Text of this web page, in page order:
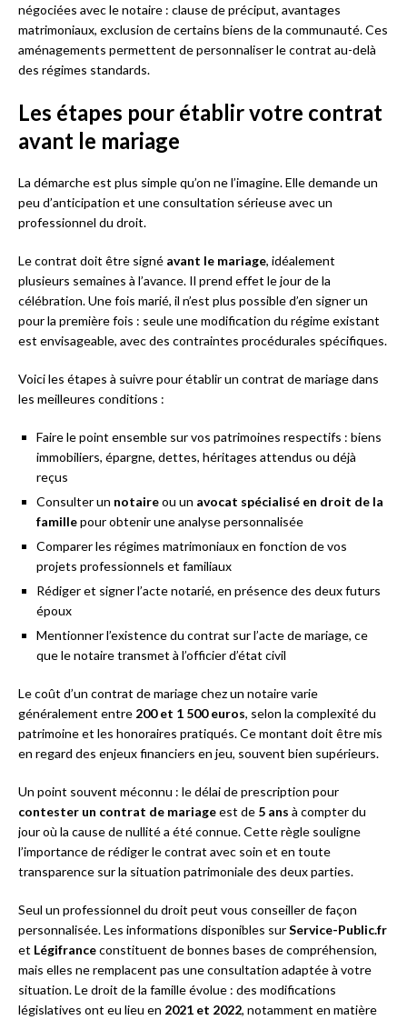
négociées avec le notaire : clause de préciput, avantages
matrimoniaux, exclusion de certains biens de la communauté. Ces
aménagements permettent de personnaliser le contrat au-delà
des régimes standards.
Les étapes pour établir votre contrat
avant le mariage
La démarche est plus simple qu’on ne l’imagine. Elle demande un
peu d’anticipation et une consultation sérieuse avec un
professionnel du droit.
Le contrat doit être signé avant le mariage, idéalement
plusieurs semaines à l’avance. Il prend effet le jour de la
célébration. Une fois marié, il n’est plus possible d’en signer un
pour la première fois : seule une modification du régime existant
est envisageable, avec des contraintes procédurales spécifiques.
Voici les étapes à suivre pour établir un contrat de mariage dans
les meilleures conditions :
Faire le point ensemble sur vos patrimoines respectifs : biens
immobiliers, épargne, dettes, héritages attendus ou déjà
reçus
Consulter un notaireou un avocat spécialisé en droit de la
famillepour obtenir une analyse personnalisée
Comparer les régimes matrimoniaux en fonction de vos
projets professionnels et familiaux
Rédiger et signer l’acte notarié, en présence des deux futurs
époux
Mentionner l’existence du contrat sur l’acte de mariage, ce
que le notaire transmet à l’officier d’état civil
Le coût d’un contrat de mariage chez un notaire varie
généralement entre 200 et 1 500 euros, selon la complexité du
patrimoine et les honoraires pratiqués. Ce montant doit être mis
en regard des enjeux financiers en jeu, souvent bien supérieurs.
Un point souvent méconnu : le délai de prescription pour
contester un contrat de mariageest de 5 ans à compter du
jour où la cause de nullité a été connue. Cette règle souligne
l’importance de rédiger le contrat avec soin et en toute
transparence sur la situation patrimoniale des deux parties.
Seul un professionnel du droit peut vous conseiller de façon
personnalisée. Les informations disponibles surService-Public.fr
et Légifranceconstituent de bonnes bases de compréhension,
mais elles ne remplacent pas une consultation adaptée à votre
situation. Le droit de la famille évolue : des modifications
législatives ont eu lieu en 2021 et 2022, notamment en matière